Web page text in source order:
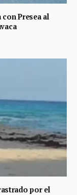
Presea al
por el